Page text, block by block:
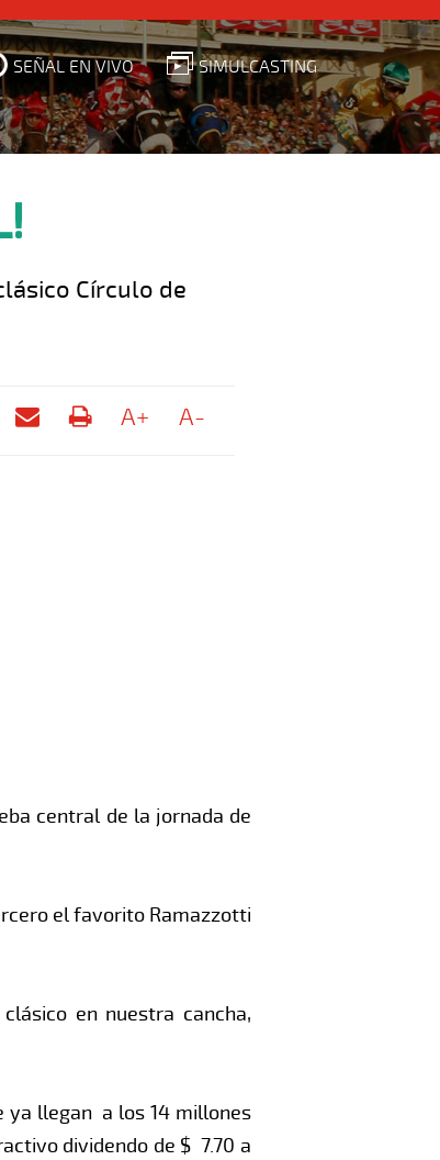
SEÑAL EN VIVO SIMULCASTING
Círculo de
A+ A-
central de la jornada de
el favorito Ramazzotti
en nuestra cancha,
ya llegan a los 14 millones
dividendo de $ 7.70 a